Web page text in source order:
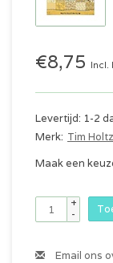
€8,75 Incl.
Levertijd: 1-2
Merk: Tim Holtz
Maak een
+
-
Email ons